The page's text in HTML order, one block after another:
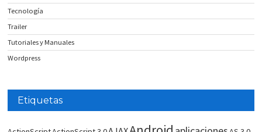
Tecnología
Trailer
Tutoriales y Manuales
Wordpress
Etiquetas